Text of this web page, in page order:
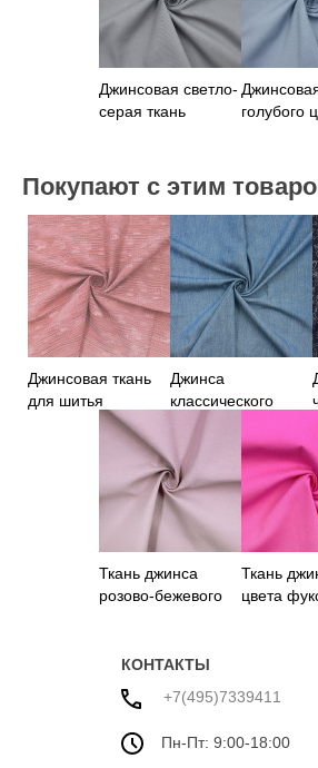
Джинсовая светло-
серая ткань
голубого
Покупают с этим
Джинсовая ткань
для шитья
Джинса
классического
цвета из 100%
хлопка
Ткань джинса
розово-бежевого
Ткань
цвета
КОНТАКТЫ
+7(495)7339411
Пн-Пт: 9:00-18:00